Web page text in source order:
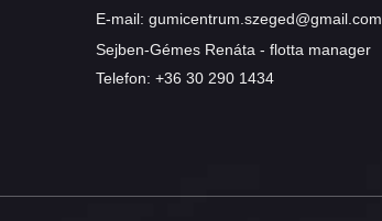
E-mail: gumicentrum.szeged@gmail.com
Sejben-Gémes Renáta - flotta manager
Telefon: +36 30 290 1434